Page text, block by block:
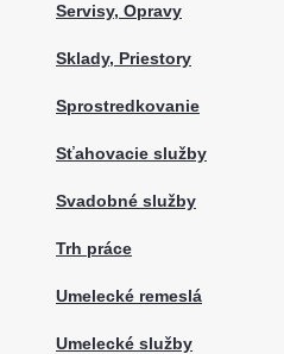
Servisy, Opravy
Sklady, Priestory
Sprostredkovanie
Sťahovacie služby
Svadobné služby
Trh práce
Umelecké remeslá
Umelecké služby